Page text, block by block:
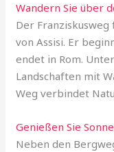
Wandern Sie über
Der
von Assisi. Er
endet in Rom.
Landschaften mit
Weg verbindet
Genießen Sie
Neben den